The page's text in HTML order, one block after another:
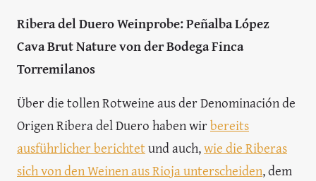
Ribera del Duero Weinprobe: Peñalba López
Cava Brut Nature von der Bodega Finca
Torremilanos
Über die tollen Rotweine aus der Denominación de
Origen Ribera del Duero haben wirbereits
ausführlicher berichtetund auch,wie die Riberas
sich von den Weinen aus Rioja unterscheiden, dem